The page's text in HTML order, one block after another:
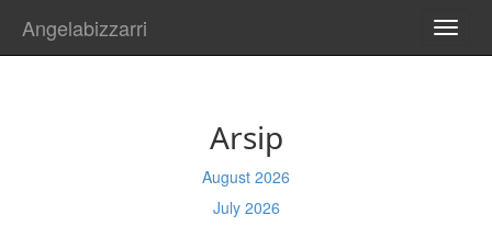
Angelabizzarri
Arsip
August 2026
July 2026